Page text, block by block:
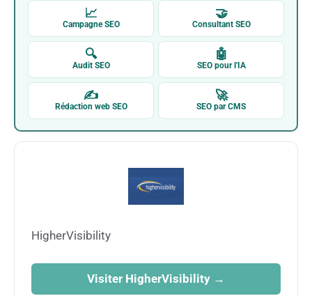
📈
Campagne SEO
🤝
Consultant SEO
🔍
Audit SEO
🤖
SEO pour l'IA
✍
Rédaction web SEO
🚀
SEO par CMS
HigherVisibility
Visiter HigherVisibility →